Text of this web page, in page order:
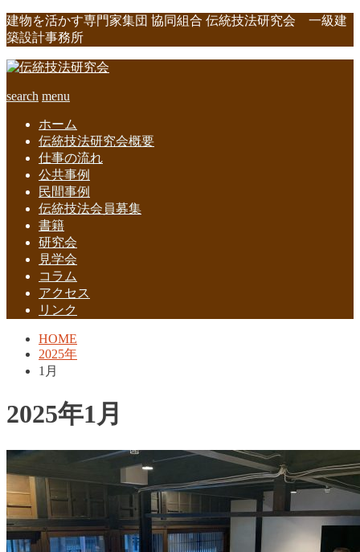
建物を活かす専門家集団 協同組合 伝統技法研究会 一級建
築設計事務所
search menu
ホーム
伝統技法研究会概要
仕事の流れ
公共事例
民間事例
伝統技法会員募集
書籍
研究会
見学会
コラム
アクセス
リンク
HOME
2025年
1月
2025年1月